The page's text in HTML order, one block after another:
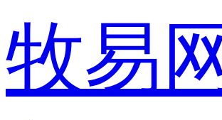
牧易